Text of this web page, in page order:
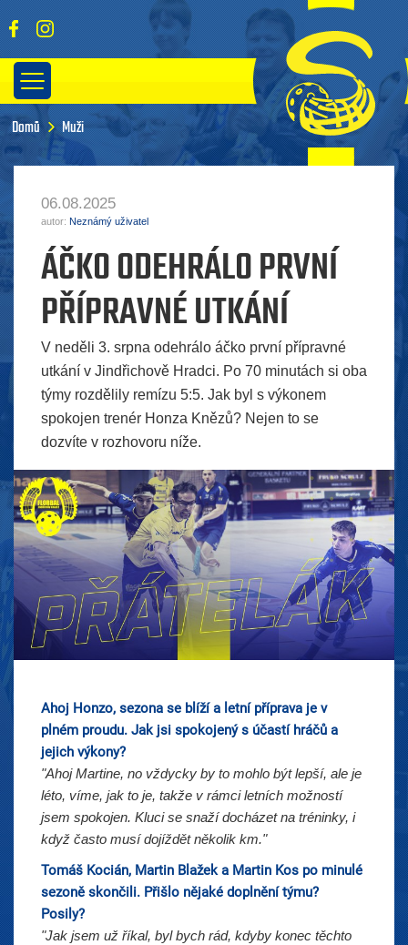
Domů Muži
06.08.2025
autor: Neznámý uživatel
ÁČKO ODEHRÁLO PRVNÍ
PŘÍPRAVNÉ UTKÁNÍ
V neděli 3. srpna odehrálo áčko první přípravné
utkání v Jindřichově Hradci. Po 70 minutách si oba
týmy rozdělily remízu 5:5. Jak byl s výkonem
spokojen trenér Honza Knězů? Nejen to se
dozvíte v rozhovoru níže.
Ahoj Honzo, sezona se blíží a letní příprava je v
plném proudu. Jak jsi spokojený s účastí hráčů a
jejich výkony?
"Ahoj Martine, no vždycky by to mohlo být lepší, ale je
léto, víme, jak to je, takže v rámci letních možností
jsem spokojen. Kluci se snaží docházet na tréninky, i
když často musí dojíždět několik km."
Tomáš Kocián, Martin Blažek a Martin Kos po minulé
sezoně skončili. Přišlo nějaké doplnění týmu?
Posily?
"Jak jsem už říkal, byl bych rád, kdyby konec těchto